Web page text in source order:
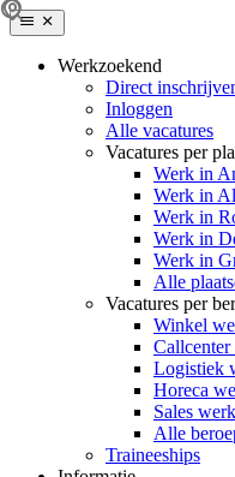
Werkzoekend
Direct
Inloggen
Alle vacatures
Vacatures per
Werk in
Werk in
Werk in
Werk in
Werk in
Alle
Vacatures per
Winkel
Logistiek
Horeca
Sales werk
Alle
Traineeships